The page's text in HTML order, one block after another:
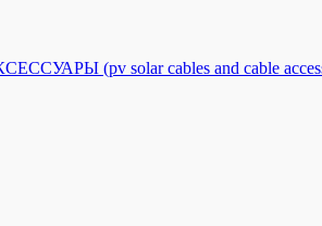
(pv solar cables and cable